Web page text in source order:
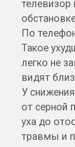
от серной
уха до
травмы и
На слух их не
диагностика. И